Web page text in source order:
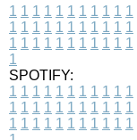
1 1 1 1 1 1 1 1 1 1 1
1 1 1 1 1 1 1 1 1 1 1
1 1 1 1 1 1 1 1 1 1 1
1
SPOTIFY:
1 1 1 1 1 1 1 1 1 1 1
1 1 1 1 1 1 1 1 1 1 1
1 1 1 1 1 1 1 1 1 1 1